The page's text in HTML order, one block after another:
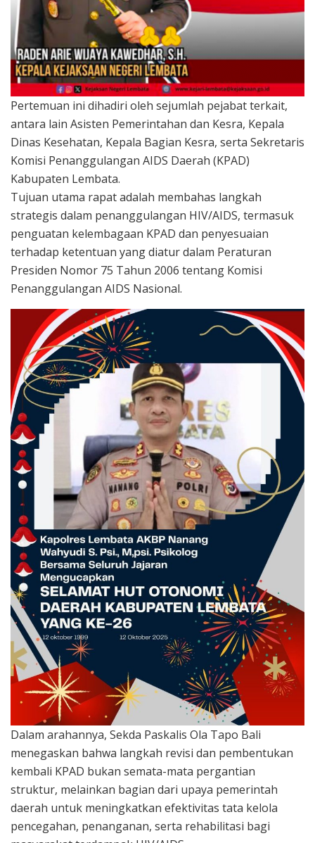
Pertemuan ini dihadiri oleh sejumlah pejabat terkait,
antara lain Asisten Pemerintahan dan Kesra, Kepala
Dinas Kesehatan, Kepala Bagian Kesra, serta Sekretaris
Komisi Penanggulangan AIDS Daerah (KPAD)
Kabupaten Lembata.
Tujuan utama rapat adalah membahas langkah
strategis dalam penanggulangan HIV/AIDS, termasuk
penguatan kelembagaan KPAD dan penyesuaian
terhadap ketentuan yang diatur dalam Peraturan
Presiden Nomor 75 Tahun 2006 tentang Komisi
Penanggulangan AIDS Nasional.
Dalam arahannya, Sekda Paskalis Ola Tapo Bali
menegaskan bahwa langkah revisi dan pembentukan
kembali KPAD bukan semata-mata pergantian
struktur, melainkan bagian dari upaya pemerintah
daerah untuk meningkatkan efektivitas tata kelola
pencegahan, penanganan, serta rehabilitasi bagi